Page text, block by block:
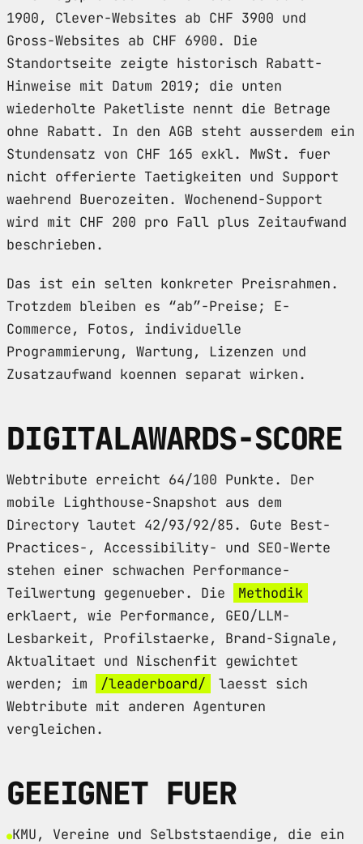
1900, Clever-Websites ab CHF 3900 und
Gross-Websites ab CHF 6900. Die
Standortseite zeigte historisch Rabatt-
Hinweise mit Datum 2019; die unten
wiederholte Paketliste nennt die Betrage
ohne Rabatt. In den AGB steht ausserdem ein
Stundensatz von CHF 165 exkl. MwSt. fuer
nicht offerierte Taetigkeiten und Support
waehrend Buerozeiten. Wochenend-Support
wird mit CHF 200 pro Fall plus Zeitaufwand
beschrieben.
Das ist ein selten konkreter Preisrahmen.
Trotzdem bleiben es “ab”-Preise; E-
Commerce, Fotos, individuelle
Programmierung, Wartung, Lizenzen und
Zusatzaufwand koennen separat wirken.
DIGITALAWARDS-SCORE
Webtribute erreicht 64/100 Punkte. Der
mobile Lighthouse-Snapshot aus dem
Directory lautet 42/93/92/85. Gute Best-
Practices-, Accessibility- und SEO-Werte
stehen einer schwachen Performance-
Teilwertung gegenueber. Die
Methodik
erklaert, wie Performance, GEO/LLM-
Lesbarkeit, Profilstaerke, Brand-Signale,
Aktualitaet und Nischenfit gewichtet
werden; im
/leaderboard/
laesst sich
Webtribute mit anderen Agenturen
vergleichen.
GEEIGNET FUER
KMU, Vereine und Selbststaendige, die ein